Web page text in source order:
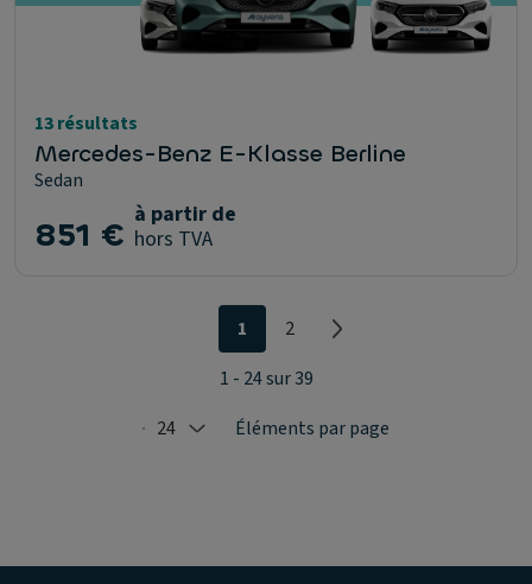
13 résultats
Mercedes-Benz E-Klasse Berline
Sedan
851 € à partir de
hors TVA
Selected: 24
24 Éléments par page
1
2
1 - 24 sur 39